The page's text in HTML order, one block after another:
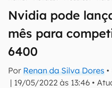
Nvidia pode
mês para
6400
Por Renan da Silva Dores
| 19/05/2022 às 13:46 •
mão.
E-mail